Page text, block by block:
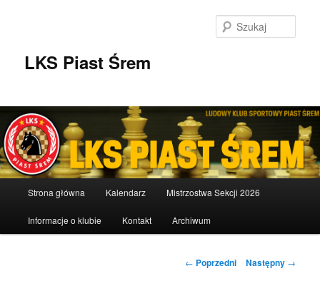
LKS Piast Śrem
Strona główna Kalendarz Mistrzostwa Sekcji 2026
Informacje o klubie Kontakt Archiwum
Nawigacja
← Poprzedni Następny →